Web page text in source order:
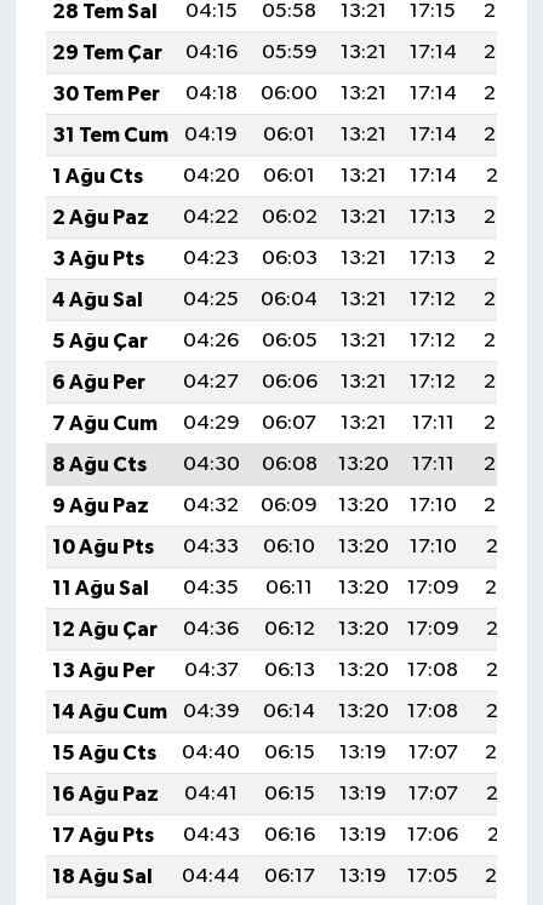
28 Tem Sal
04:15 05:58 13:21 17:15
20:35
29 Tem Çar
04:16 05:59 13:21 17:14
20:34
30 Tem Per
04:18 06:00 13:21 17:14
20:33
31 Tem Cum
04:19 06:01 13:21 17:14
20:32
1 Ağu Cts
04:20 06:01 13:21 17:14
20:31
2 Ağu Paz
04:22 06:02 13:21 17:13
20:30
3 Ağu Pts
04:23 06:03 13:21 17:13
20:29
4 Ağu Sal
04:25 06:04 13:21 17:12
20:28
5 Ağu Çar
04:26 06:05 13:21 17:12
20:27
6 Ağu Per
04:27 06:06 13:21 17:12
20:25
7 Ağu Cum
04:29 06:07 13:21 17:11
20:24
8 Ağu Cts
04:30 06:08 13:20 17:11
20:23
9 Ağu Paz
04:32 06:09 13:20 17:10
20:22
10 Ağu Pts
04:33 06:10 13:20 17:10
20:21
11 Ağu Sal
04:35 06:11 13:20 17:09
20:19
12 Ağu Çar
04:36 06:12 13:20 17:09
20:18
13 Ağu Per
04:37 06:13 13:20 17:08
20:17
14 Ağu Cum
04:39 06:14 13:20 17:08
20:15
15 Ağu Cts
04:40 06:15 13:19 17:07
20:14
16 Ağu Paz
04:41 06:15 13:19 17:07
20:13
17 Ağu Pts
04:43 06:16 13:19 17:06
20:11
18 Ağu Sal
04:44 06:17 13:19 17:05
20:10
Spor
Ulusal
Yaşam